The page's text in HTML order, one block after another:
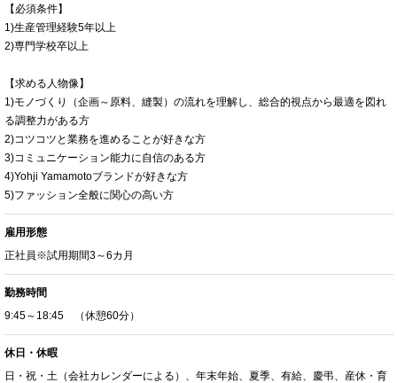
【必須条件】
1)生産管理経験5年以上
2)専門学校卒以上
【求める人物像】
1)モノづくり（企画～原料、縫製）の流れを理解し、総合的視点から最適を図れ
る調整力がある方
2)コツコツと業務を進めることが好きな方
3)コミュニケーション能力に自信のある方
4)Yohji Yamamotoブランドが好きな方
5)ファッション全般に関心の高い方
雇用形態
正社員※試用期間3～6カ月
勤務時間
9:45～18:45 （休憩60分）
休日・休暇
日・祝・土（会社カレンダーによる）、年末年始、夏季、有給、慶弔、産休・育